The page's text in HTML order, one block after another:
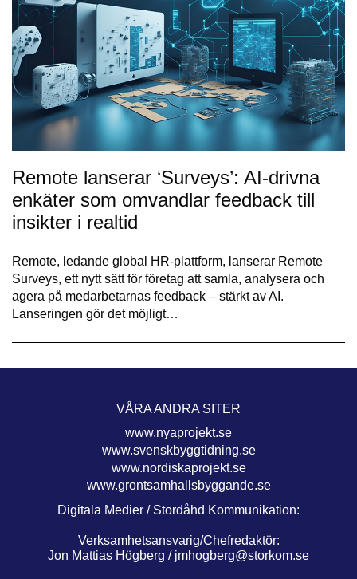
Remote lanserar ‘Surveys’: AI-drivna
enkäter som omvandlar feedback till
insikter i realtid
Remote, ledande global HR-plattform, lanserar Remote
Surveys, ett nytt sätt för företag att samla, analysera och
agera på medarbetarnas feedback – stärkt av AI.
Lanseringen gör det möjligt…
VÅRA ANDRA SITER
www.nyaprojekt.se
www.svenskbyggtidning.se
www.nordiskaprojekt.se
www.grontsamhallsbyggande.se
Digitala Medier / Stordåhd Kommunikation:
Verksamhetsansvarig/Chefredaktör:
Jon Mattias Högberg / jmhogberg@storkom.se